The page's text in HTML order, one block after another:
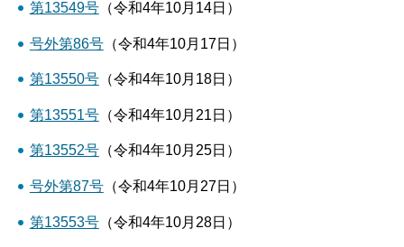
第13549号（令和4年10月14日）
号外第86号（令和4年10月17日）
第13550号（令和4年10月18日）
第13551号（令和4年10月21日）
第13552号（令和4年10月25日）
号外第87号（令和4年10月27日）
第13553号（令和4年10月28日）